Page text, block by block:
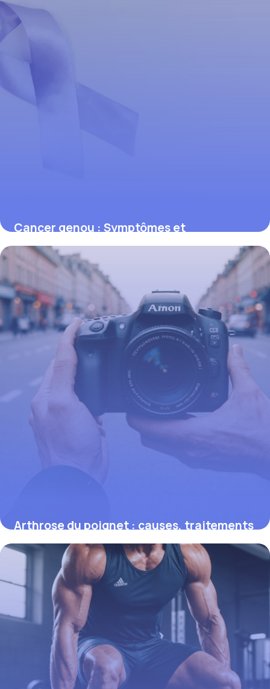
Cancer genou : Symptômes et
traitements
1 décembre 2025
Arthrose du poignet : causes, traitements
et astuces pour améliorer la mobilité
9 octobre 2025